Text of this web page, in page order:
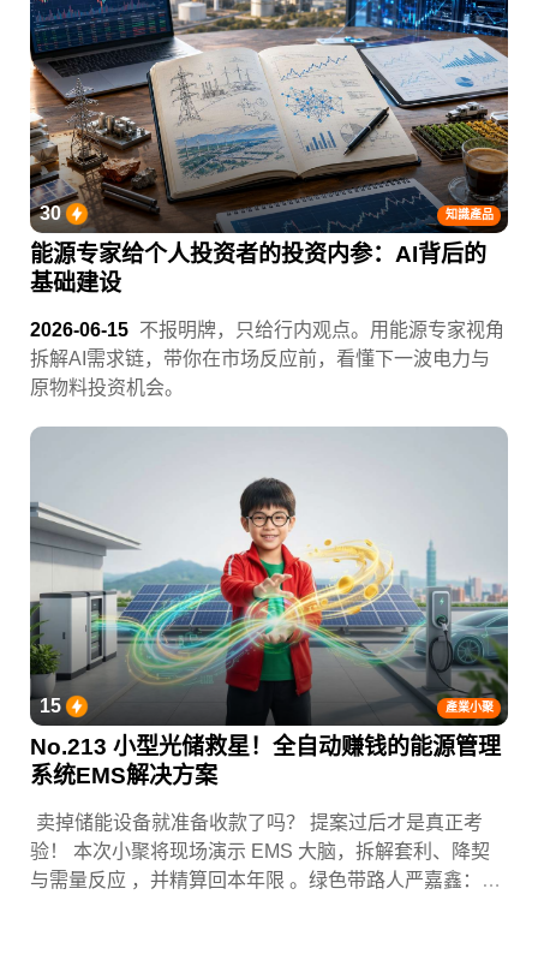
知識產品
30
能源专家给个人投资者的投资内参：AI背后的
基础建设
2026-06-15 不报明牌，只给行内观点。用能源专家视角
拆解AI需求链，带你在市场反应前，看懂下一波电力与
原物料投资机会。
產業小聚
15
No.213 小型光储救星！全自动赚钱的能源管理
系统EMS解决方案
卖掉储能设备就准备收款了吗？ 提案过后才是真正考
验！ 本次小聚将现场演示 EMS 大脑，拆解套利、降契
与需量反应 ，并精算回本年限 。绿色带路人严嘉鑫：